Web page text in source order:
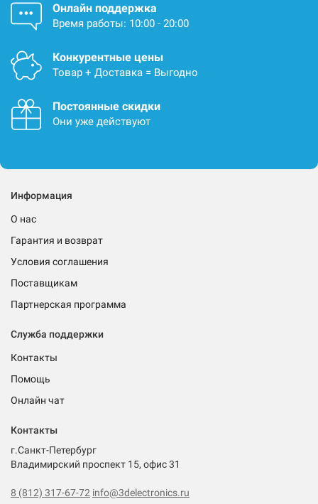
Онлайн поддержка
Время работы: 10:00 - 20:00
Конкурентные цены
Товар + Доставка = Выгодно
Постоянные скидки
Они уже действуют
Информация
О нас
Гарантия и возврат
Условия соглашения
Поставщикам
Партнерская программа
Служба поддержки
Контакты
Помощь
Онлайн чат
Контакты
г.Санкт-Петербург
Владимирский проспект 15, офис 31
8 (812) 317-67-72 info@3delectronics.ru